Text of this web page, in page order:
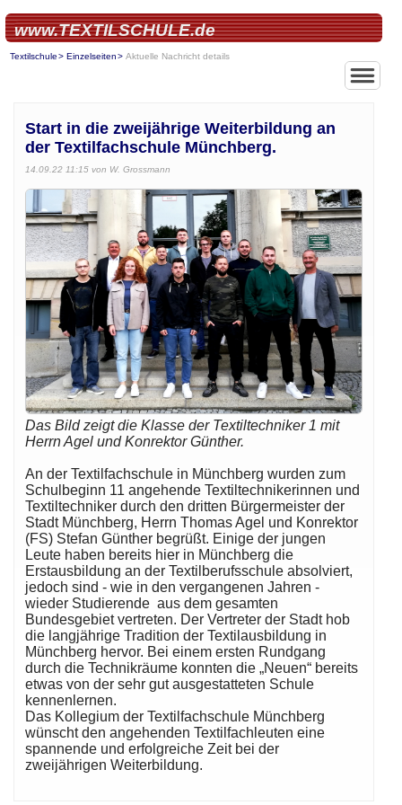
www.TEXTILSCHULE.de
Textilschule Einzelseiten Aktuelle Nachricht details
Start in die zweijährige Weiterbildung an
der Textilfachschule Münchberg.
14.09.22 11:15 von W. Grossmann
Das Bild zeigt die Klasse der Textiltechniker 1 mit
Herrn Agel und Konrektor Günther.
An der Textilfachschule in Münchberg wurden zum
Schulbeginn 11 angehende Textiltechnikerinnen und
Textiltechniker durch den dritten Bürgermeister der
Stadt Münchberg, Herrn Thomas Agel und Konrektor
(FS) Stefan Günther begrüßt. Einige der jungen
Leute haben bereits hier in Münchberg die
Erstausbildung an der Textilberufsschule absolviert,
jedoch sind - wie in den vergangenen Jahren -
wieder Studierende aus dem gesamten
Bundesgebiet vertreten. Der Vertreter der Stadt hob
die langjährige Tradition der Textilausbildung in
Münchberg hervor. Bei einem ersten Rundgang
durch die Technikräume konnten die „Neuen“ bereits
etwas von der sehr gut ausgestatteten Schule
kennenlernen.
Das Kollegium der Textilfachschule Münchberg
wünscht den angehenden Textilfachleuten eine
spannende und erfolgreiche Zeit bei der
zweijährigen Weiterbildung.